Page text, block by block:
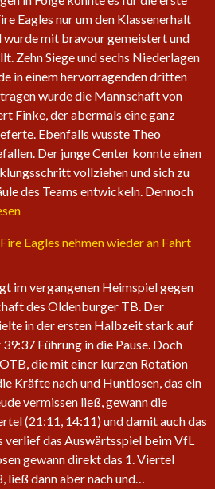
Eagles nur um den Klassenerhalt
wurde mit bravour gemeistert und
Zehn Siege und sechs Niederlagen
in einem hervorragenden dritten
wurde die Mannschaft von
Finke, der abermals eine ganz
Ebenfalls wusste Theo
Der junge Center konnte einen
vollziehen und sich zu
des Teams entwickeln. Dennoch
Eagles nehmen wieder an Fahrt
im vergangenen Heimspiel gegen
des Oldenburger TB. Der
in der ersten Halbzeit stark auf
Führung in die Pause. Doch
die mit einer kurzen Rotation
Kräfte nach und Huntlosen, das ein
vermissen ließ, gewann die
(21:11, 14:11) und damit auch das
verlief das Auswärtsspiel beim VfL
gewann direkt das 1. Viertel
ließ dann aber nach und…